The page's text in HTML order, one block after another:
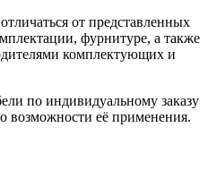
от представленных
фурнитуре, а также
комплектующих и
по индивидуальному заказу
возможности её применения.